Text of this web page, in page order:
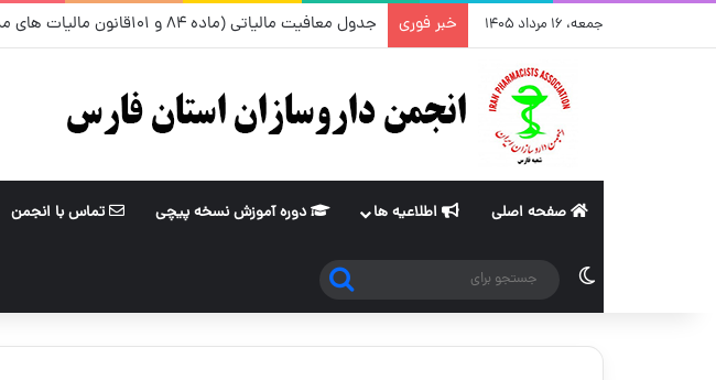
جمعه، ۱۶ مرداد ۱۴۰۵ خبر فوری جدول معافیت مالیاتی (ماده ۸۴ و ۱۰۱قانون مالیات های مستقیم) از سال ۱۳۹۶ تا ۱۴۰۵
صفحه اصلی اطلاعیه ها دوره آموزش نسخه پیچی تماس با انجمن
تغییر پوسته
جستجو
برای